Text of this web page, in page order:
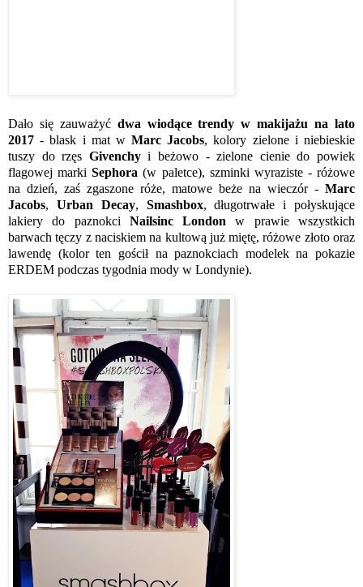
Dało się zauważyć dwa wiodące trendy w makijażu na lato
2017 - blask i mat wMarc Jacobs, kolory zielone i niebieskie
tuszy do rzęs Givenchyi beżowo - zielone cienie do powiek
flagowej markiSephora (w paletce), szminki wyraziste - różowe
na dzień, zaś zgaszone róże, matowe beże na wieczór - Marc
Jacobs, Urban Decay, Smashbox, długotrwałe i połyskujące
lakiery do paznokci Nailsinc London w prawie wszystkich
barwach tęczy z naciskiem na kultową już miętę, różowe złoto oraz
lawendę (kolor ten gościł na paznokciach modelek na pokazie
ERDEM podczas tygodnia mody w Londynie).